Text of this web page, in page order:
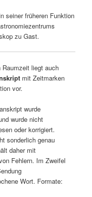
seiner früheren Funktion
zu Gast.
liegt auch
mit Zeitmarken
vor.
wurde
wurde nicht
oder korrigiert.
sonderlich genau
daher mit
Fehlern. Im Zweifel
Wort. Formate: